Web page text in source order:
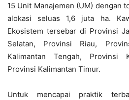
15 Unit Manajemen (UM) dengan
alokasi seluas 1,6 juta ha.
Ekosistem tersebar di Provinsi
Selatan, Provinsi Riau,
Kalimantan Tengah, Provinsi
Provinsi Kalimantan Timur.
Untuk mencapai praktik